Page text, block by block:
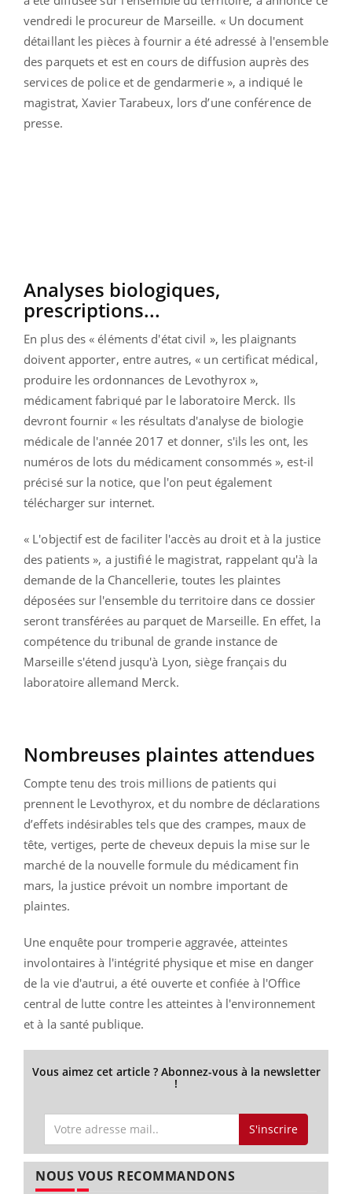
vendredi le procureur de Marseille. « Un document
détaillant les pièces à fournir a été adressé à l'ensemble
des parquets et est en cours de diffusion auprès des
services de police et de gendarmerie », a indiqué le
magistrat, Xavier Tarabeux, lors d’une conférence de
presse.
Analyses biologiques,
prescriptions...
En plus des « éléments d'état civil », les plaignants
doivent apporter, entre autres, « un certificat médical,
produire les ordonnances de Levothyrox »,
médicament fabriqué par le laboratoire Merck. Ils
devront fournir « les résultats d'analyse de biologie
médicale de l'année 2017 et donner, s'ils les ont, les
numéros de lots du médicament consommés », est-il
précisé sur la notice, que l'on peut également
télécharger sur internet.
« L'objectif est de faciliter l'accès au droit et à la justice
des patients », a justifié le magistrat, rappelant qu'à la
demande de la Chancellerie, toutes les plaintes
déposées sur l'ensemble du territoire dans ce dossier
seront transférées au parquet de Marseille. En effet, la
compétence du tribunal de grande instance de
Marseille s'étend jusqu'à Lyon, siège français du
laboratoire allemand Merck.
Nombreuses plaintes attendues
Compte tenu des trois millions de patients qui
prennent le Levothyrox, et du nombre de déclarations
d’effets indésirables tels que des crampes, maux de
tête, vertiges, perte de cheveux depuis la mise sur le
marché de la nouvelle formule du médicament fin
mars, la justice prévoit un nombre important de
plaintes.
Une enquête pour tromperie aggravée, atteintes
involontaires à l'intégrité physique et mise en danger
de la vie d'autrui, a été ouverte et confiée à l'Office
central de lutte contre les atteintes à l'environnement
et à la santé publique.
Vous aimez cet article ? Abonnez-vous à la newsletter
!
S'inscrire
NOUS VOUS RECOMMANDONS